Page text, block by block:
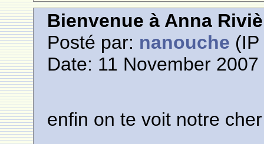
Bienvenue à Anna
Posté par: nanouche
Date: 11 November
enfin on te voit notre